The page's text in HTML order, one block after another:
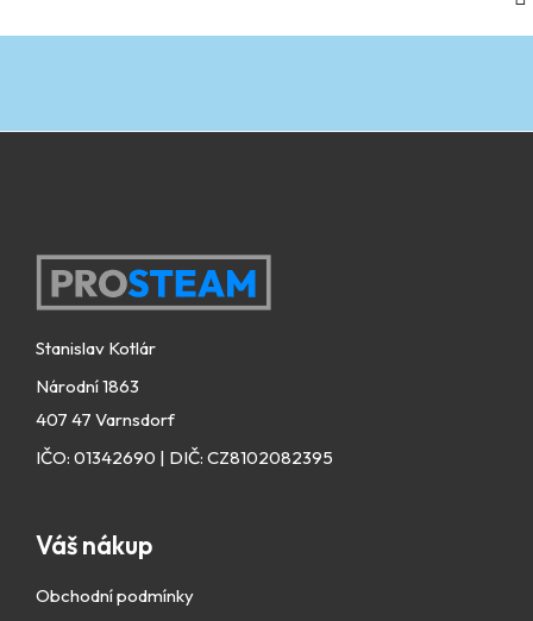
Zápatí
Stanislav Kotlár
Národní 1863
407 47 Varnsdorf
IČO: 01342690 | DIČ: CZ8102082395
Váš nákup
Obchodní podmínky